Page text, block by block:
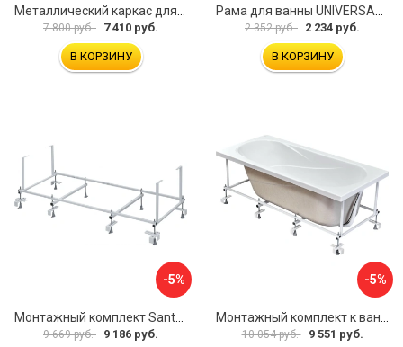
Металлический каркас для акриловой ванны Cezares EMP-170-70-MF-R
7 800 руб. 7 410 руб.
В КОРЗИНУ
Рама для ванны UNIVERSAL Cersanit K-RW-UNIVERSAL160-170
2 352 руб. 2 234 руб.
В КОРЗИНУ
-5%
9 669 руб. 9 186 руб.
-5%
10 054 руб. 9 551 руб.